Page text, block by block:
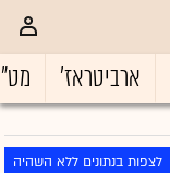
ארביטראז'
לצפות בנתונים ללא השהיה